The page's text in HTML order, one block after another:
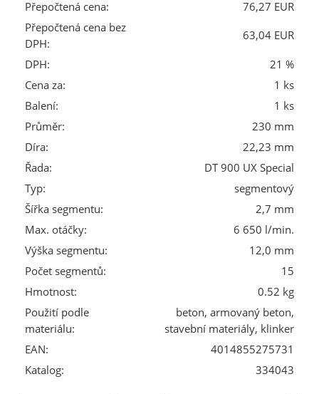
Přepočtená cena:
76,27 EUR
Přepočtená cena bez
DPH:
63,04 EUR
DPH:
21 %
Cena za:
1 ks
Balení:
1 ks
Průměr:
230 mm
Díra:
22,23 mm
Řada:
DT 900 UX Special
Typ:
segmentový
Šířka segmentu:
2,7 mm
Max. otáčky:
6 650 l/min.
Výška segmentu:
12,0 mm
Počet segmentů:
15
Hmotnost:
0.52 kg
Použití podle
materiálu:
beton, armovaný beton,
stavební materiály, klinker
EAN:
4014855275731
Katalog:
334043